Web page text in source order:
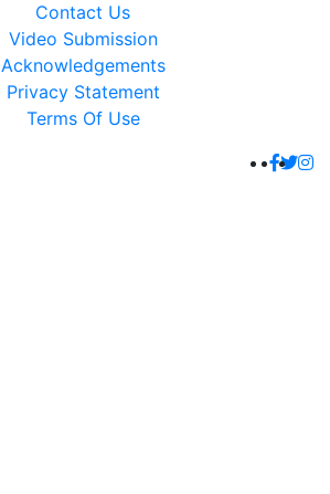
Contact Us
Video Submission
Acknowledgements
Privacy Statement
Terms Of Use